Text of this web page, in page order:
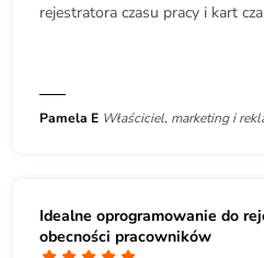
rejestratora czasu pracy i kart
Pamela E Właściciel, marketing i
Idealne oprogramowanie do
obecności pracowników